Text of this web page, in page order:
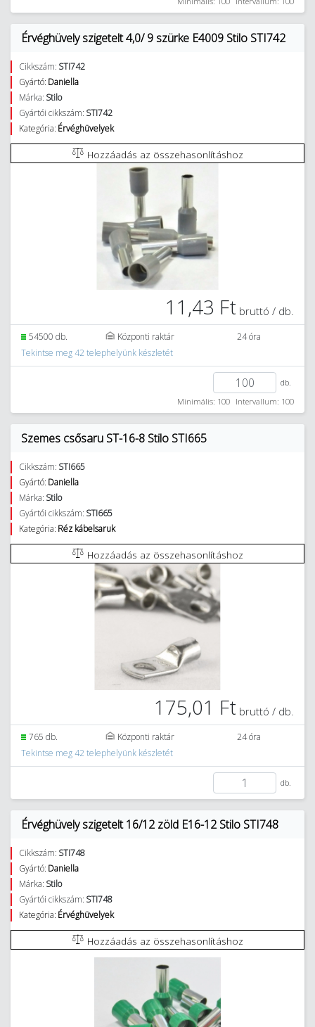
Érvéghüvely szigetelt 4,0/ 9 szürke E4009 Stilo STI742
Cikkszám: STI742
Gyártó: Daniella
Márka: Stilo
Gyártói cikkszám: STI742
Kategória: Érvéghüvelyek
Hozzáadás az összehasonlításhoz
11,43 Ft bruttó / db.
54500 db. Központi raktár
24 óra
Tekintse meg 42 telephelyünk készletét
db.
Minimális: 100 Intervallum: 100
Szemes csősaru ST-16-8 Stilo STI665
Cikkszám: STI665
Gyártó: Daniella
Márka: Stilo
Gyártói cikkszám: STI665
Kategória: Réz kábelsaruk
Hozzáadás az összehasonlításhoz
175,01 Ft bruttó / db.
765 db. Központi raktár
24 óra
Tekintse meg 42 telephelyünk készletét
db.
Érvéghüvely szigetelt 16/12 zöld E16-12 Stilo STI748
Cikkszám: STI748
Gyártó: Daniella
Márka: Stilo
Gyártói cikkszám: STI748
Kategória: Érvéghüvelyek
Hozzáadás az összehasonlításhoz